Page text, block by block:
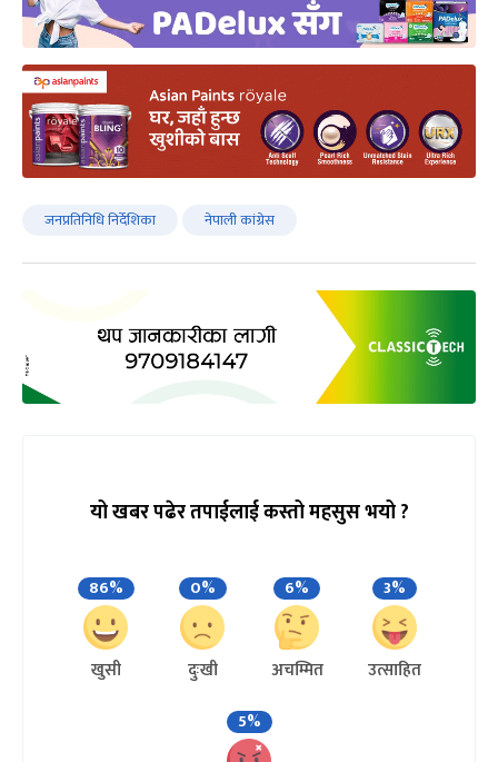
जनप्रतिनिधि निर्देशिका नेपाली कांग्रेस
यो खबर पढेर तपाईलाई कस्तो महसुस भयो ?
86%
खुसी
0%
दुःखी
6%
अचम्मित
3%
उत्साहित
5%